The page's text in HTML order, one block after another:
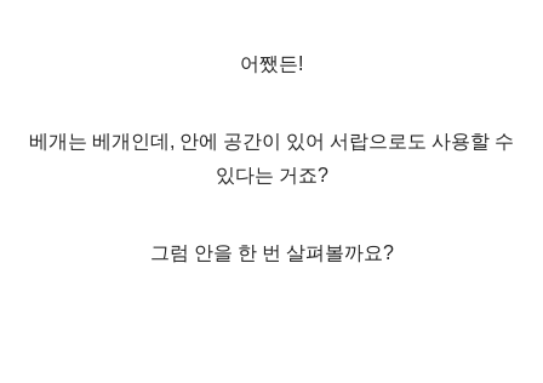
어쨌든!
베개는 베개인데, 안에 공간이 있어 서랍으로도 사용할 수
있다는 거죠?
그럼 안을 한 번 살펴볼까요?